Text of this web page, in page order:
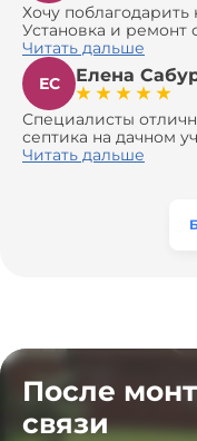
Хочу поблагодарить
Установка и ремонт
оказались сложной
все 100%. Всё
Давали полезные
навязать ничего
доставкой
сэкономить.
оборудования,
эту компанию всем,
Читать дальше
ЕС
Елена
Специалисты
септика на дачном
сделали быстро и
Читать дальше
После
связи